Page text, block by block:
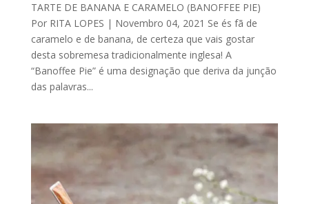
TARTE DE BANANA E CARAMELO (BANOFFEE PIE)
Por RITA LOPES | Novembro 04, 2021 Se és fã de
caramelo e de banana, de certeza que vais gostar
desta sobremesa tradicionalmente inglesa! A
“Banoffee Pie” é uma designação que deriva da junção
das palavras...